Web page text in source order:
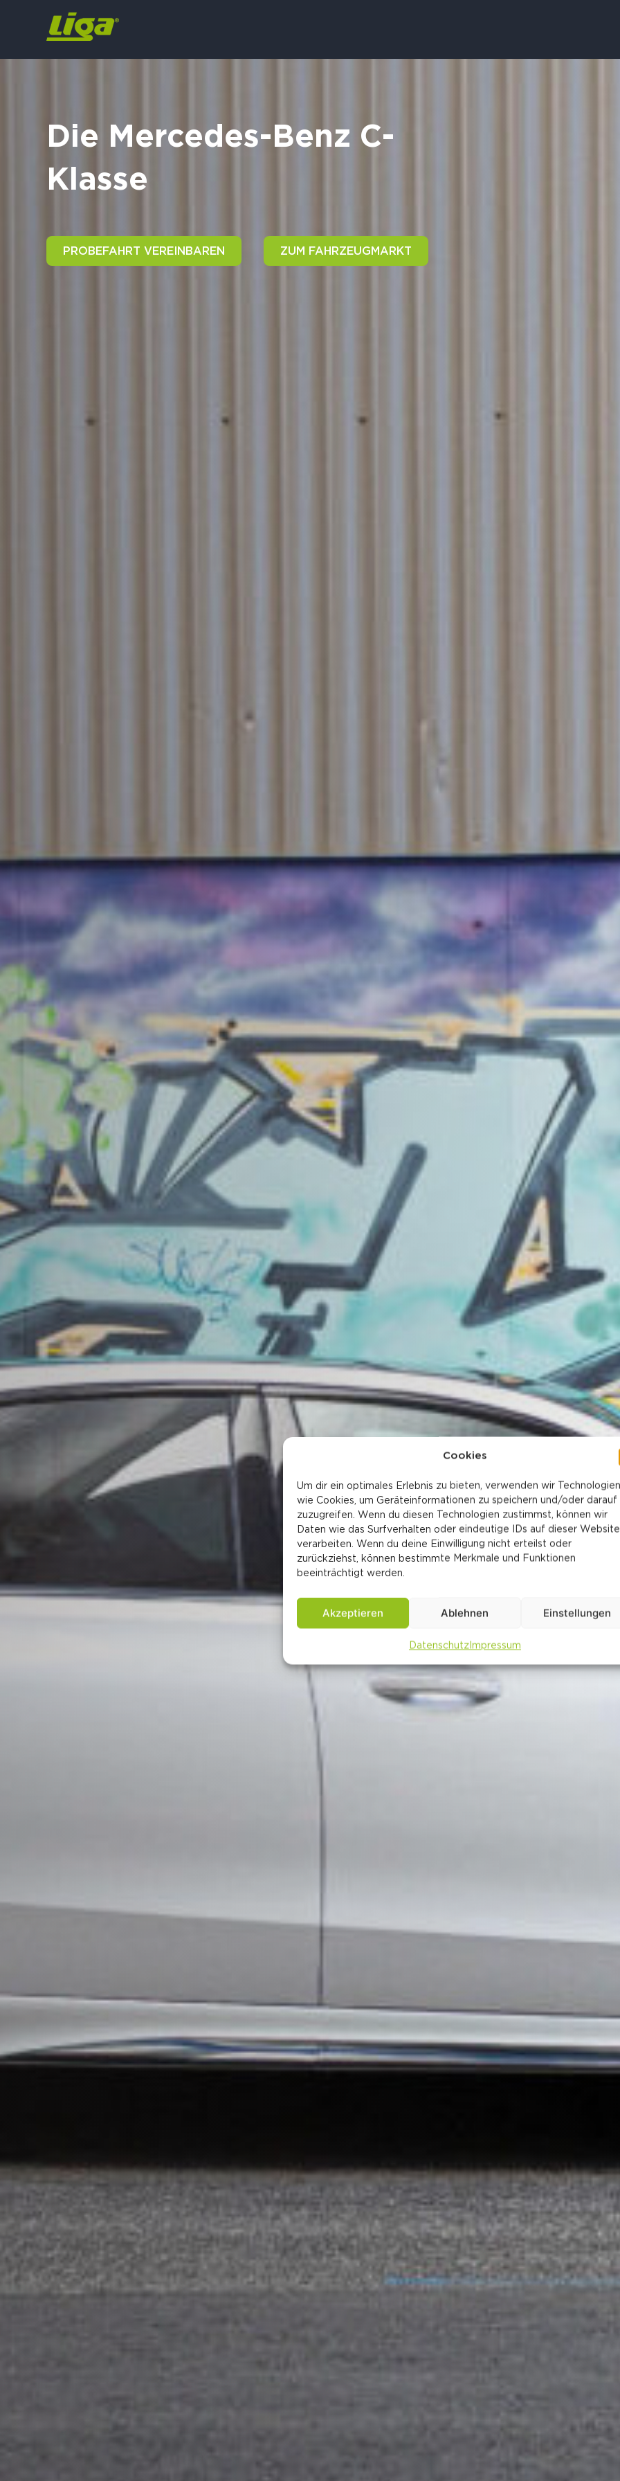
Cookies
Um dir ein optimales Erlebnis zu bieten, verwenden wir Technologien
wie Cookies, um Geräteinformationen zu speichern und/oder darauf
zuzugreifen. Wenn du diesen Technologien zustimmst, können wir
Daten wie das Surfverhalten oder eindeutige IDs auf dieser Website
verarbeiten. Wenn du deine Einwilligung nicht erteilst oder
zurückziehst, können bestimmte Merkmale und Funktionen
beeinträchtigt werden.
Akzeptieren Ablehnen Einstellungen
DatenschutzImpressum
Die Mercedes-Benz C-
Klasse
PROBEFAHRT VEREINBAREN ZUM FAHRZEUGMARKT